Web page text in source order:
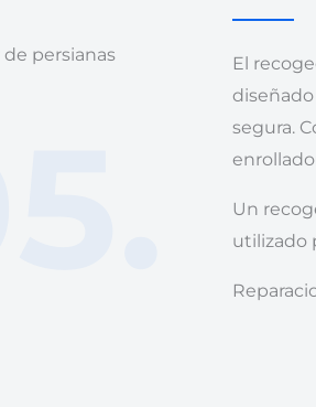
persianas
El
segura.
Un
utilizado